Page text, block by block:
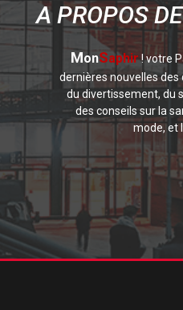
A PROPOS
MonSaphir! votre
dernières nouvelles
du divertissement, du
des conseils sur la
mode, et